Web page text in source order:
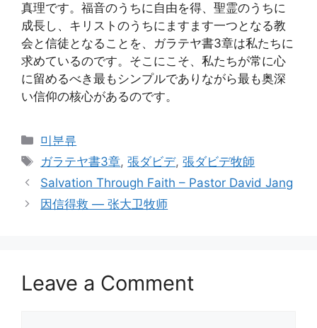
真理です。福音のうちに自由を得、聖霊のうちに
成長し、キリストのうちにますます一つとなる教
会と信徒となることを、ガラテヤ書3章は私たちに
求めているのです。そこにこそ、私たちが常に心
に留めるべき最もシンプルでありながら最も奥深
い信仰の核心があるのです。
Categories
미분류
Tags
ガラテヤ書3章,張ダビデ,張ダビデ牧師
Salvation Through Faith – Pastor David Jang
因信得救 — 张大卫牧师
Leave a Comment